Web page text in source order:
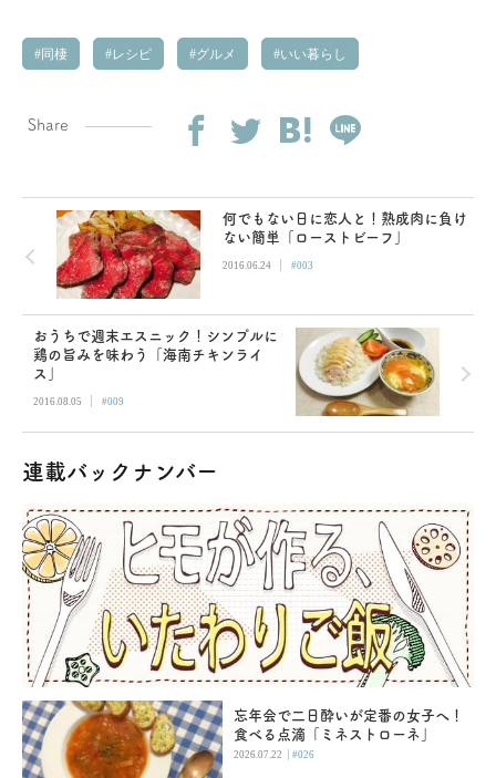
同棲 レシピ グルメ いい暮らし
Share
何でもない日に恋人と！熟成肉に負け
ない簡単「ローストビーフ」
2016.06.24 | #003
おうちで週末エスニック！シンプルに
鶏の旨みを味わう「海南チキンライ
ス」
2016.08.05 | #009
連載バックナンバー
忘年会で二日酔いが定番の女子へ！
食べる点滴「ミネストローネ」
2026.07.22 |#026